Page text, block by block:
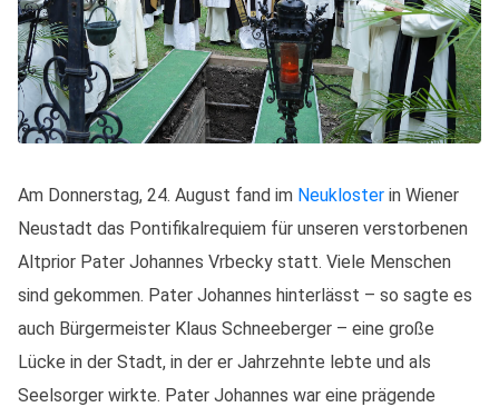
Am Donnerstag, 24. August fand im Neukloster in Wiener
Neustadt das Pontifikalrequiem für unseren verstorbenen
Altprior Pater Johannes Vrbecky statt. Viele Menschen
sind gekommen. Pater Johannes hinterlässt – so sagte es
auch Bürgermeister Klaus Schneeberger – eine große
Lücke in der Stadt, in der er Jahrzehnte lebte und als
Seelsorger wirkte. Pater Johannes war eine prägende